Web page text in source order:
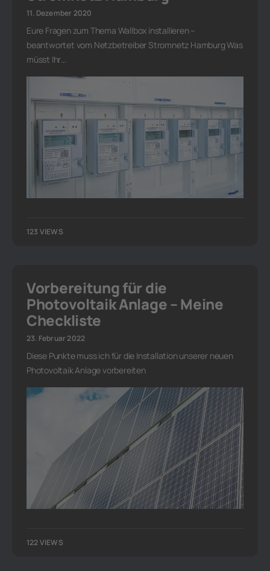
11. Dezember 2020
Eure Fragen zum Thema Wallbox installieren –
beantwortet vom Netzbetreiber Stromnetz Hamburg Was
müsst Ihr…
123 VIEWS
Vorbereitung für die
Photovoltaik Anlage – Meine
Checkliste
23. Februar 2022
Diese Punkte muss ich für die Installation unserer neuen
Photovoltaik Anlage vorbereiten
122 VIEWS